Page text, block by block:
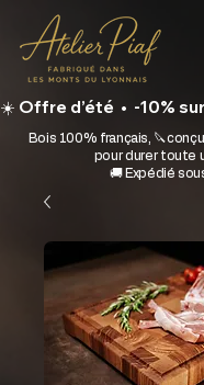
☀️ Offre d’été  •  -10%
Bois 100% français,
pour durer toute
🚚 Expédié